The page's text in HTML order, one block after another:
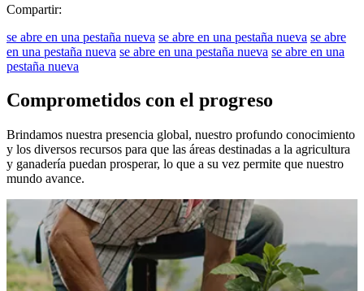
Compartir:
se abre en una pestaña nueva se abre en una pestaña nueva se abre
en una pestaña nueva se abre en una pestaña nueva se abre en una
pestaña nueva
Comprometidos con el progreso
Brindamos nuestra presencia global, nuestro profundo conocimiento
y los diversos recursos para que las áreas destinadas a la agricultura
y ganadería puedan prosperar, lo que a su vez permite que nuestro
mundo avance.